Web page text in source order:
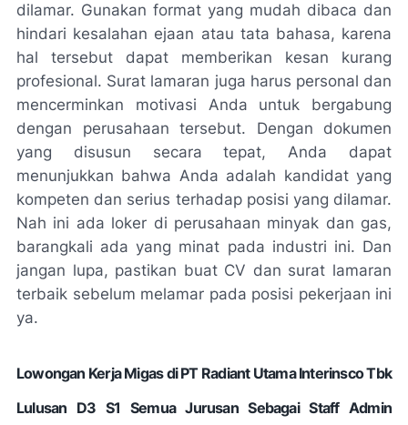
dilamar. Gunakan format yang mudah dibaca dan
hindari kesalahan ejaan atau tata bahasa, karena
hal tersebut dapat memberikan kesan kurang
profesional. Surat lamaran juga harus personal dan
mencerminkan motivasi Anda untuk bergabung
dengan perusahaan tersebut. Dengan dokumen
yang disusun secara tepat, Anda dapat
menunjukkan bahwa Anda adalah kandidat yang
kompeten dan serius terhadap posisi yang dilamar.
Nah ini ada loker di perusahaan minyak dan gas,
barangkali ada yang minat pada industri ini. Dan
jangan lupa, pastikan buat CV dan surat lamaran
terbaik sebelum melamar pada posisi pekerjaan ini
ya.
Lowongan Kerja Migas di PT Radiant Utama Interinsco Tbk
Lulusan D3 S1 Semua Jurusan Sebagai Staff Admin